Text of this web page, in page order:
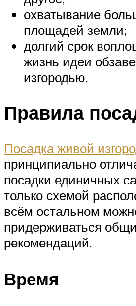
охватывание
площадей земли;
долгий срок
жизнь идеи
изгородью.
Правила
Посадка живой
принципиально
посадки единичных
только схемой
всём остальном
придерживаться
рекомендаций.
Время